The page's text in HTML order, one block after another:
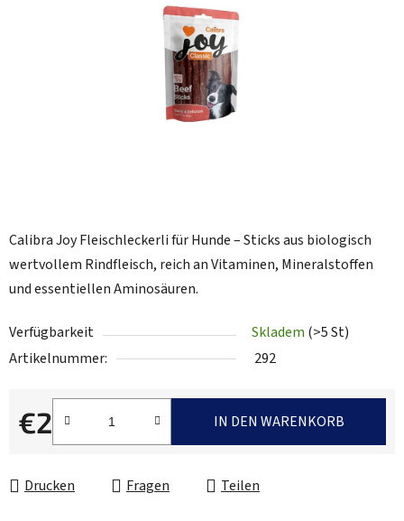
Calibra Joy Fleischleckerli für Hunde – Sticks aus biologisch
wertvollem Rindfleisch, reich an Vitaminen, Mineralstoffen
und essentiellen Aminosäuren.
Verfügbarkeit Skladem (>5 St)
Artikelnummer:
292
€2
Verkaufspreis:
IN DEN WARENKORB
Drucken Fragen Teilen